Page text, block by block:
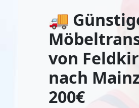
🚚
von
nach
200€